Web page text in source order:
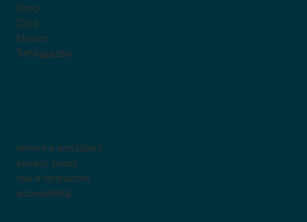
Shop
Cura
Mission
TarMagazine
termini e condizioni
privacy policy
resi e riparazioni
accessibilità